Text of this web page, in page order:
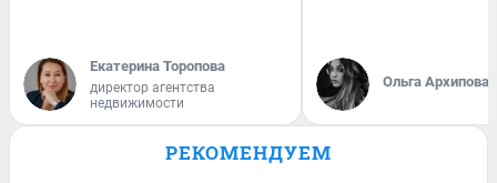
Екатерина Торопова
директор агентства
недвижимости
Ольга Архипова
РЕКОМЕНДУЕМ